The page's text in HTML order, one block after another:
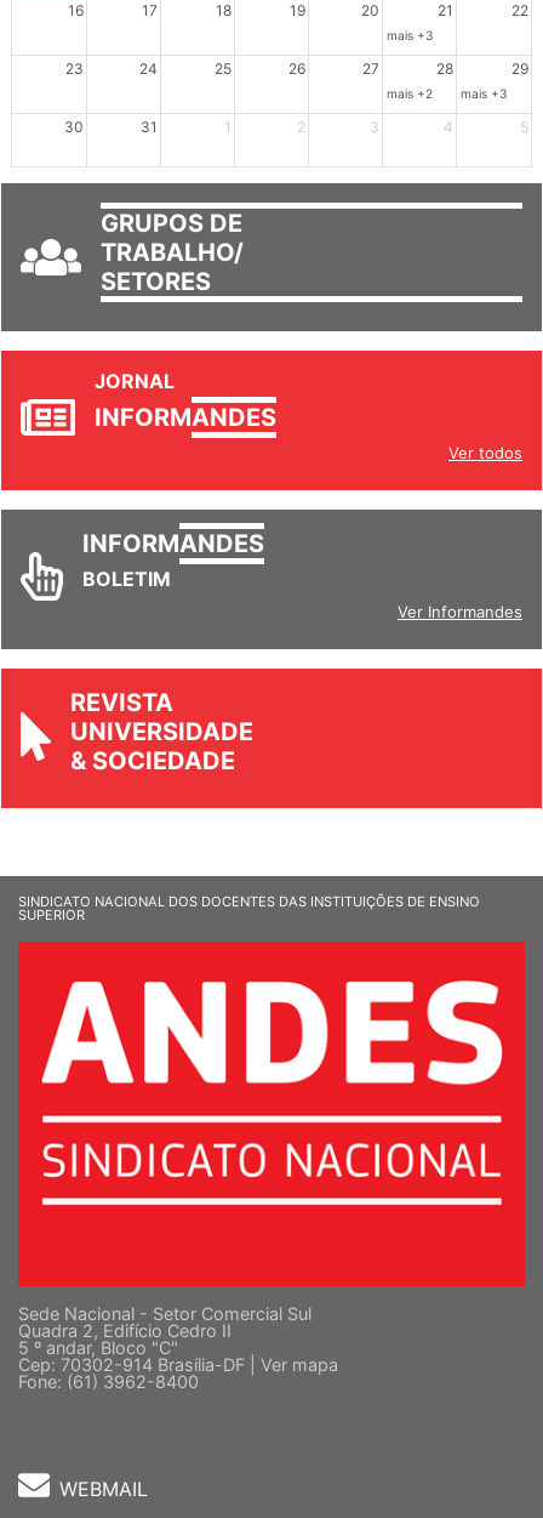
16 17 18 19 20 21 22
mais +3
23 24 25 26 27 28 29
mais +2 mais +3
30 31 1 2 3 4 5
GRUPOS DE
TRABALHO/
SETORES
JORNAL
INFORMANDES
Ver todos
INFORMANDES
BOLETIM
Ver Informandes
REVISTA
UNIVERSIDADE
& SOCIEDADE
SINDICATO NACIONAL DOS DOCENTES DAS INSTITUIÇÕES DE ENSINO
SUPERIOR
Sede Nacional - Setor Comercial Sul
Quadra 2, Edifício Cedro II
5 º andar, Bloco "C"
Cep: 70302-914 Brasília-DF | Ver mapa
Fone: (61) 3962-8400
WEBMAIL